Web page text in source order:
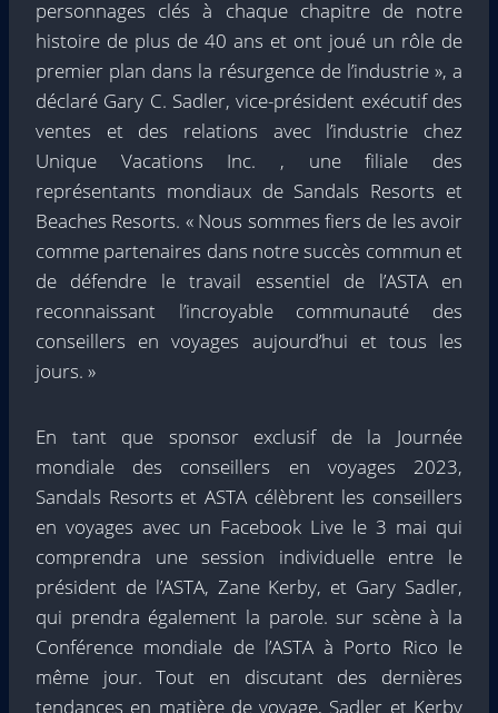
personnages clés à chaque chapitre de notre
histoire de plus de 40 ans et ont joué un rôle de
premier plan dans la résurgence de l’industrie », a
déclaré Gary C. Sadler, vice-président exécutif des
ventes et des relations avec l’industrie chez
Unique Vacations Inc. , une filiale des
représentants mondiaux de Sandals Resorts et
Beaches Resorts. « Nous sommes fiers de les avoir
comme partenaires dans notre succès commun et
de défendre le travail essentiel de l’ASTA en
reconnaissant l’incroyable communauté des
conseillers en voyages aujourd’hui et tous les
jours. »
En tant que sponsor exclusif de la Journée
mondiale des conseillers en voyages 2023,
Sandals Resorts et ASTA célèbrent les conseillers
en voyages avec un Facebook Live le 3 mai qui
comprendra une session individuelle entre le
président de l’ASTA, Zane Kerby, et Gary Sadler,
qui prendra également la parole. sur scène à la
Conférence mondiale de l’ASTA à Porto Rico le
même jour. Tout en discutant des dernières
tendances en matière de voyage, Sadler et Kerby